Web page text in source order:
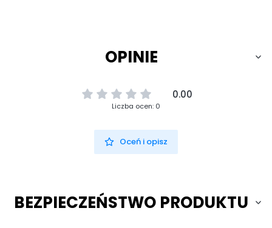
OPINIE
0.00
Liczba ocen: 0
Oceń i opisz
BEZPIECZEŃSTWO PRODUKTU